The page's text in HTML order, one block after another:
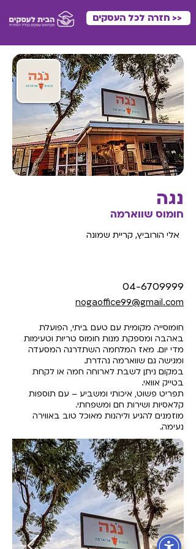
<< חזרה לכל העסקים
נגה
חומוס שווארמה
אלי הורוביץ, קריית שמונה
04-6709999
nogaoffice99@gmail.com
חומוסייה מקומית עם טעם ביתי, הפועלת
באהבה ומספקת מנות חומוס טריות וטעימות
מדי יום. מאז המלחמה השתדרגה המסעדה
ומגישה גם שווארמה נהדרת.
במקום ניתן לשבת לארוחה חמה או לקחת
בטייק אוואי.
תפריט פשוט, איכותי ומשביע – עם תוספות
קלאסיות ושירות חם ומשפחתי.
מוזמנים להגיע וליהנות מאוכל טוב באווירה
נעימה.